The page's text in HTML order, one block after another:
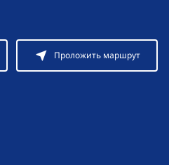
Проложить маршрут